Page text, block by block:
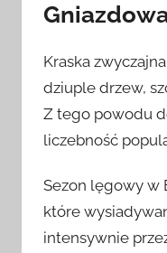
Kraska
dziuple drzew,
Z tego powodu
liczebność
Sezon lęgowy w
które
intensywnie